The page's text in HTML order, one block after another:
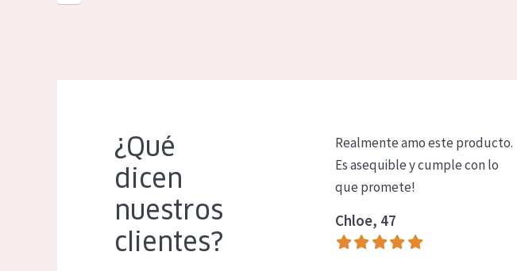
¿Qué
dicen
nuestros
clientes?
Realmente amo este producto.
Es asequible y cumple con lo
que promete!
Chloe, 47